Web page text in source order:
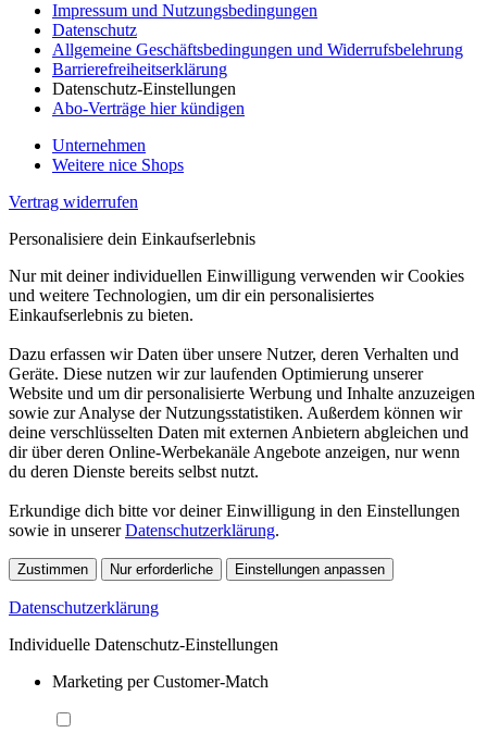
Impressum und Nutzungsbedingungen
Datenschutz
Allgemeine Geschäftsbedingungen und Widerrufsbelehrung
Barrierefreiheitserklärung
Datenschutz-Einstellungen
Abo-Verträge hier kündigen
Unternehmen
Weitere nice Shops
Vertrag widerrufen
Personalisiere dein Einkaufserlebnis
Nur mit deiner individuellen Einwilligung verwenden wir Cookies
und weitere Technologien, um dir ein personalisiertes
Einkaufserlebnis zu bieten.
Dazu erfassen wir Daten über unsere Nutzer, deren Verhalten und
Geräte. Diese nutzen wir zur laufenden Optimierung unserer
Website und um dir personalisierte Werbung und Inhalte anzuzeigen
sowie zur Analyse der Nutzungsstatistiken. Außerdem können wir
deine verschlüsselten Daten mit externen Anbietern abgleichen und
dir über deren Online-Werbekanäle Angebote anzeigen, nur wenn
du deren Dienste bereits selbst nutzt.
Erkundige dich bitte vor deiner Einwilligung in den Einstellungen
sowie in unsererDatenschutzerklärung.
Zustimmen Nur erforderliche Einstellungen anpassen
Datenschutzerklärung
Individuelle Datenschutz-Einstellungen
Marketing per Customer-Match